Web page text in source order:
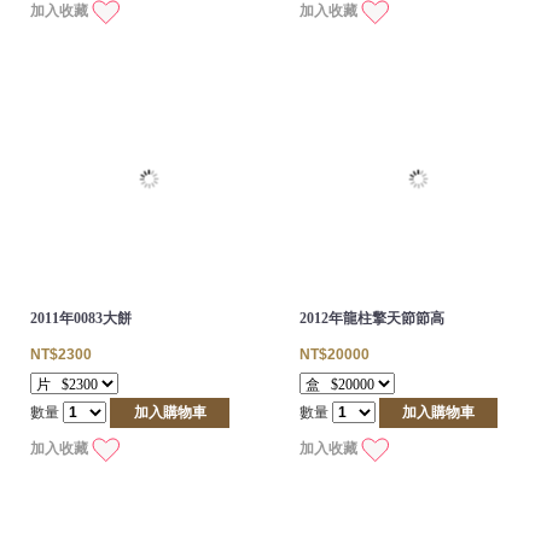
加入收藏 加入收藏
2011年0083大餅
NT$2300
數量 加入購物車
加入收藏
2012年龍柱擎天節節高
NT$20000
數量 加入購物車
加入收藏